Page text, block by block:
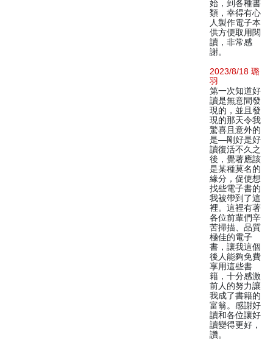
始，到各種書
類，幸得有心
人製作電子本
供方便取用閱
讀，非常感
謝。
2023/8/18 璐
羽
第一次知道好
讀是無意間發
現的，並且發
現的那天令我
驚喜且意外的
是—剛好是好
讀復活不久之
後，覺著應該
是某種莫名的
緣分，促使想
找些電子書的
我被帶到了這
裡。這裡有著
各位前輩們辛
苦掃描、品質
極佳的電子
書，讓我這個
後人能夠免費
享用這些書
籍，十分感激
前人的努力讓
我成了書籍的
富翁。感謝好
讀和各位讓好
讀變得更好，
讚。